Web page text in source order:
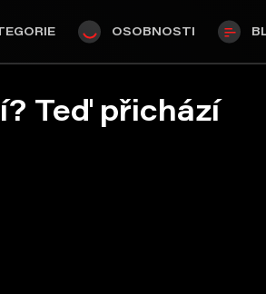
OSOBNOSTI
Teď přichází